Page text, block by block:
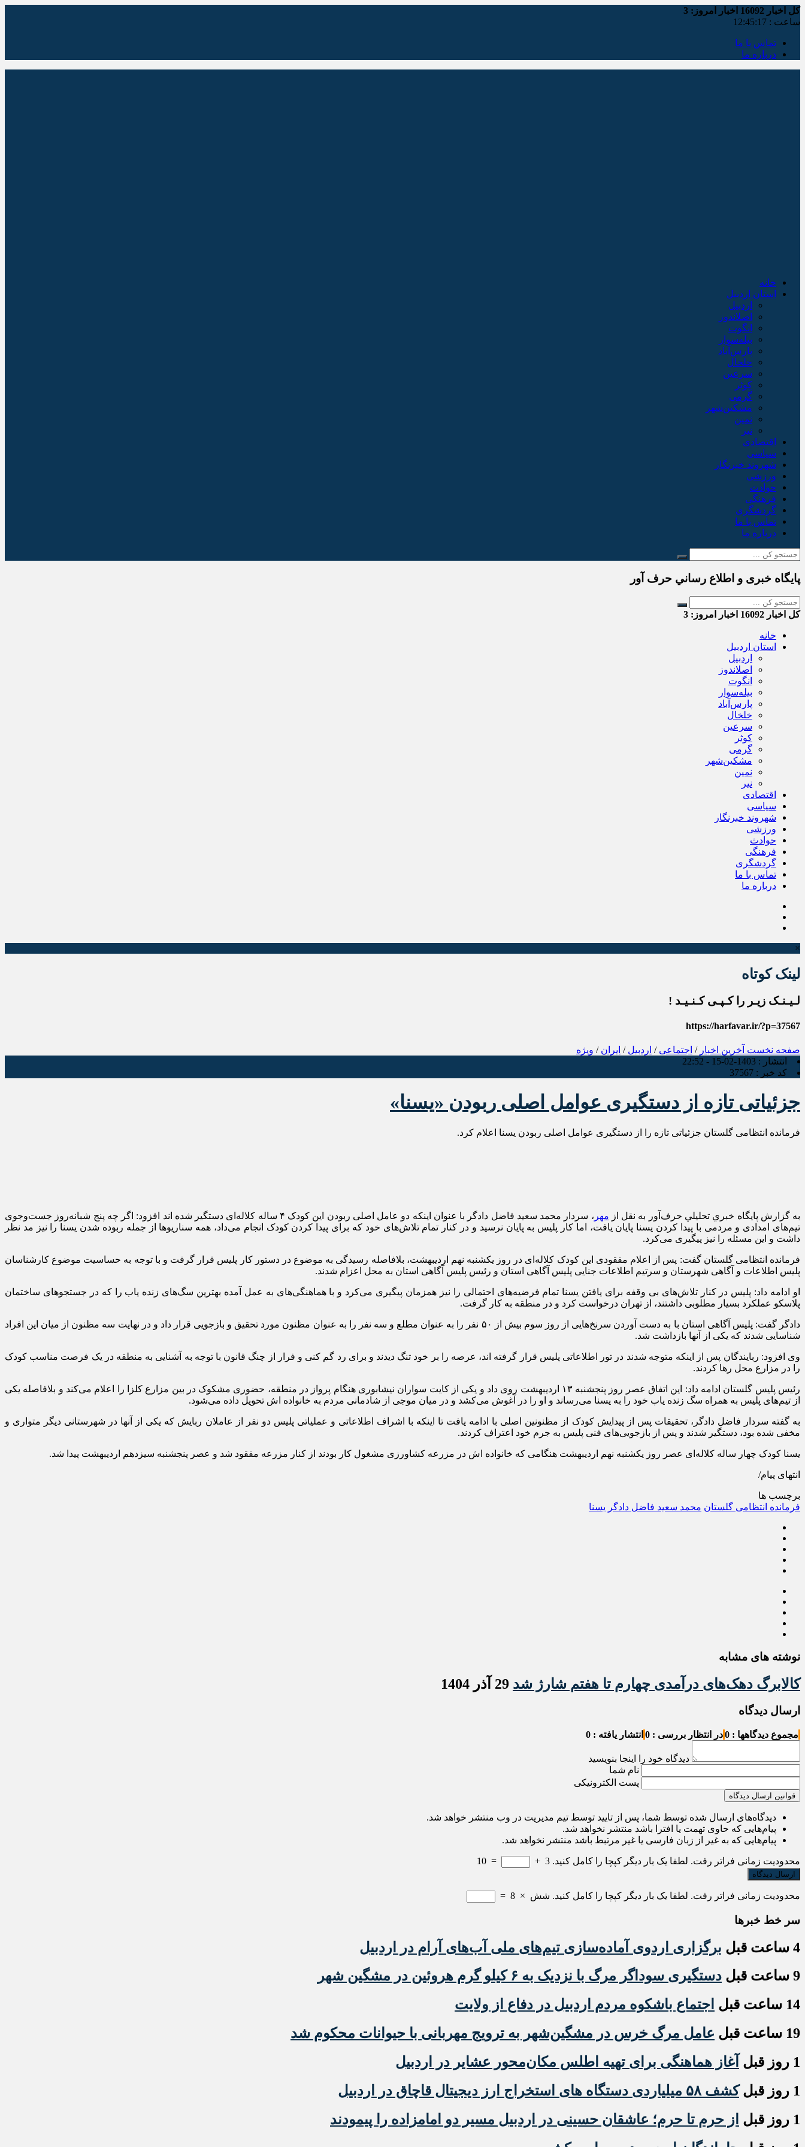
کل اخبار اخبار امروز: 3
ساعت : 12:45:18
تماس با ما
درباره ما
خانه
استان اردبیل
اردبیل
اصلاندوز
انگوت
بیله‌سوار
پارس‌آباد
خلخال
سرعین
کوثر
گرمی
مشکین‌شهر
نمین
نیر
اقتصادی
سیاسی
شهروند خبرنگار
ورزشی
حوادث
فرهنگی
گردشگری
تماس با ما
درباره ما
پایگاه خبری و اطلاع رساني حرف آور
کل اخبار اخبار امروز: 3
خانه
استان اردبیل
اردبیل
اصلاندوز
انگوت
بیله‌سوار
پارس‌آباد
خلخال
سرعین
کوثر
گرمی
مشکین‌شهر
نمین
نیر
اقتصادی
سیاسی
شهروند خبرنگار
ورزشی
حوادث
فرهنگی
گردشگری
تماس با ما
درباره ما
×
لینک کوتاه
لـیـنـک زیـر را کـپـی کـنـیـد !
https://harfavar.ir/?p=37567
صفحه نخست آخرین اخبار / اجتماعی / اردبیل / ایران / ویژه
انتشار : 1403-02-15 - 22:52
کد خبر : 37567
جزئیاتی تازه از دستگیری عوامل اصلی ربودن «یسنا»
فرمانده انتظامی گلستان جزئیاتی تازه را از دستگیری عوامل اصلی ربودن یسنا اعلام کرد.
به گزارش پايگاه خبري تحليلي حرف‌آور به نقل از مهر
، سردار محمد سعید فاضل دادگر با عنوان اینکه دو عامل اصلی ربودن این کودک ۴ ساله کلاله‌ای دستگیر شده اند افزود: اگر چه پنج شبانه‌روز جست‌وجوی
تیم‌های امدادی و مردمی با پیدا کردن یسنا پایان یافت، اما کار پلیس به پایان نرسید و در کنار تمام تلاش‌های خود که برای پیدا کردن کودک انجام می‌داد، همه سناریوها از جمله ربوده شدن یسنا را نیز مد نظر
داشت و این مسئله را نیز پیگیری می‌کرد.
فرمانده انتظامی گلستان گفت: پس از اعلام مفقودی این کودک کلاله‌ای در روز یکشنبه نهم اردیبهشت، بلافاصله رسیدگی به موضوع در دستور کار پلیس قرار گرفت و با توجه به حساسیت موضوع کارشناسان
پلیس اطلاعات و آگاهی شهرستان و سرتیم اطلاعات جنایی پلیس آگاهی استان و رئیس پلیس آگاهی استان به محل اعزام شدند.
او ادامه داد: پلیس در کنار تلاش‌های بی وقفه برای یافتن یسنا تمام فرضیه‌های احتمالی را نیز همزمان پیگیری می‌کرد و با هماهنگی‌های به عمل آمده بهترین سگ‌های زنده یاب را که در جستجوهای ساختمان
پلاسکو عملکرد بسیار مطلوبی داشتند، از تهران درخواست کرد و در منطقه به کار گرفت.
دادگر گفت: پلیس آگاهی استان با به دست آوردن سرنخ‌هایی از روز سوم بیش از ۵٠ نفر را به عنوان مطلع و سه نفر را به عنوان مظنون مورد تحقیق و بازجویی قرار داد و در نهایت سه مظنون از میان این افراد
شناسایی شدند که یکی از آنها بازداشت شد.
وی افزود: ربایندگان پس از اینکه متوجه شدند در تور اطلاعاتی پلیس قرار گرفته اند، عرصه را بر خود تنگ دیدند و برای رد گم کنی و فرار از چنگ قانون با توجه به آشنایی به منطقه در یک فرصت مناسب کودک
را در مزارع محل رها کردند.
رئیس پلیس گلستان ادامه داد: این اتفاق عصر روز پنجشنبه ۱۳ اردیبهشت روی داد و یکی از کایت سواران نیشابوری هنگام پرواز در منطقه، حضوری مشکوک در بین مزارع کلزا را اعلام می‌کند و بلافاصله یکی
از تیم‌های پلیس به همراه سگ زنده یاب خود را به یسنا می‌رساند و او را در آغوش می‌کشد و در میان موجی از شادمانی مردم به خانواده اش تحویل داده می‌شود.
به گفته سردار فاضل دادگر، تحقیقات پس از پیدایش کودک از مظنونین اصلی با ادامه یافت تا اینکه با اشراف اطلاعاتی و عملیاتی پلیس دو نفر از عاملان ربایش که یکی از آنها در شهرستانی دیگر متواری و
مخفی شده بود، دستگیر شدند و پس از بازجویی‌های فنی پلیس به جرم خود اعتراف کردند.
یسنا کودک چهار ساله کلاله‌ای عصر روز یکشنبه نهم اردیبهشت هنگامی که خانواده اش در مزرعه کشاورزی مشغول کار بودند از کنار مزرعه مفقود شد و عصر پنجشنبه سیزدهم اردیبهشت پیدا شد.
انتهای پیام/
برچسب ها
فرمانده انتظامی گلستان محمد سعید فاضل دادگر یسنا
نوشته های مشابه
کالابرگ دهک‌های درآمدی چهارم تا هفتم شارژ شد
ارسال دیدگاه
مجموع دیدگاهها : 0 در انتظار بررسی : 0 انتشار یافته : 0
دیدگاه خود را اینجا بنویسید
نام شما
پست الکترونیکی
قوانین ارسال دیدگاه
دیدگاه‌های ارسال شده توسط شما، پس از تایید توسط تیم مدیریت در وب منتشر خواهد شد.
پیام‌هایی که حاوی تهمت یا افترا باشد منتشر نخواهد شد.
پیام‌هایی که به غیر از زبان فارسی یا غیر مرتبط باشد منتشر نخواهد شد.
محدودیت زمانی فراتر رفت. لطفا یک بار دیگر کپچا را کامل کنید. 3
+
=
10
محدودیت زمانی فراتر رفت. لطفا یک بار دیگر کپچا را کامل کنید. شش ×
8
=
سر خط خبرها
4 ساعت قبل
برگزاری اردوی آماده‌سازی تیم‌های ملی آب‌های آرام در اردبیل
9 ساعت قبل
دستگیری سوداگر مرگ با نزدیک به ۶ کیلو گرم هروئین در مشگین شهر
14 ساعت قبل
اجتماع باشکوه مردم اردبیل در دفاع از ولایت
19 ساعت قبل
عامل مرگ خرس در مشگین‌شهر به ترویج مهربانی با حیوانات محکوم شد
1 روز قبل
آغاز هماهنگی برای تهیه اطلس مکان‌محور عشایر در اردبیل
1 روز قبل
کشف ۵۸ میلیاردی دستگاه های استخراج ارز دیجیتال قاچاق در اردبیل
1 روز قبل
از حرم تا حرم؛ عاشقان حسینی در اردبیل مسیر دو امامزاده را پیمودند